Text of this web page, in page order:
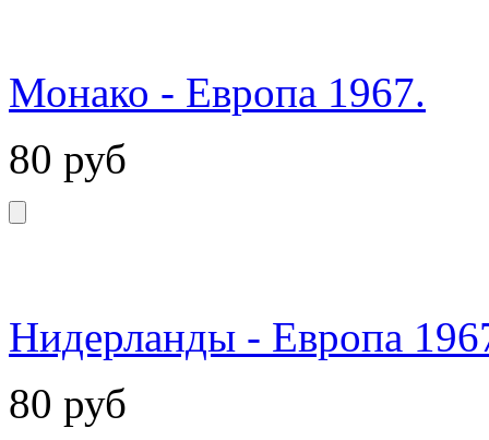
Монако - Европа 1967.
80 руб
Нидерланды - Европа
80 руб